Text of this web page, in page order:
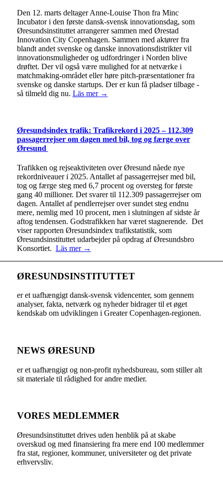
Den 12. marts deltager Anne-Louise Thon fra Minc
Incubator i den første dansk-svensk innovationsdag, som
Øresundsinstituttet arrangerer sammen med Ørestad
Innovation City Copenhagen. Sammen med aktører fra
blandt andet svenske og danske innovationsdistrikter vil
innovationsmuligheder og udfordringer i Norden blive
drøftet. Der vil også være mulighed for at netværke i
matchmaking-området eller høre pitch-præsentationer fra
svenske og danske startups. Der er kun få pladser tilbage -
så tilmeld dig nu. Läs mer →
Øresundsindex trafik: Trafikrekord i 2025 – 112.309
passagerrejser om dagen med bil, tog og færge over
Øresund
Trafikken og rejseaktiviteten over Øresund nåede nye
rekordniveauer i 2025. Antallet af passagerrejser med bil,
tog og færge steg med 6,7 procent og oversteg for første
gang 40 millioner. Det svarer til 112.309 passagerrejser om
dagen. Antallet af pendlerrejser over sundet steg endnu
mere, nemlig med 10 procent, men i slutningen af sidste år
aftog tendensen. Godstrafikken har været stagnerende. Det
viser rapporten Øresundsindex trafikstatistik, som
Øresundsinstituttet udarbejder på opdrag af Øresundsbro
Konsortiet. Läs mer →
ØRESUNDSINSTITUTTET
er et uafhængigt dansk-svensk videncenter, som gennem
analyser, fakta, netværk og nyheder bidrager til et øget
kendskab om udviklingen i Greater Copenhagen-regionen.
NEWS ØRESUND
er et uafhængigt og non-profit nyhedsbureau, som stiller alt
sit materiale til rådighed for andre medier.
VORES MEDLEMMER
Øresundsinstituttet drives uden henblik på at skabe
overskud og med finansiering fra mere end 100 medlemmer
fra stat, regioner, kommuner, universiteter og det private
erhvervsliv.